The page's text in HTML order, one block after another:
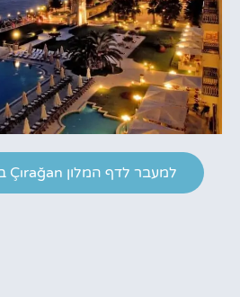
למעבר לדף המלון Çırağan בבוקינג לחצו כאן